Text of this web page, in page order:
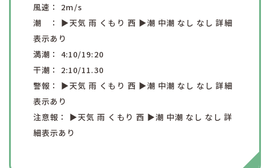
風速： 2m/s
潮 ： ▶︎天気雨 くもり 西 ▶︎潮 中潮 なし なし詳細
表示あり
満潮： 4:10/19:20
干潮： 2:10/11.30
警報： ▶︎天気雨 くもり 西 ▶︎潮 中潮 なし なし詳細
表示あり
注意報： ▶︎天気雨 くもり 西 ▶︎潮 中潮 なし なし詳
細表示あり